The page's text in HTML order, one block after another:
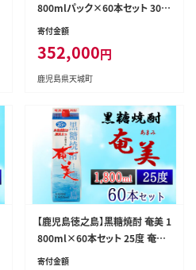
800mlパック×60本セット 30度
焼酎 お酒 紙パック
寄付金額
352,000円
鹿児島県天城町
【鹿児島徳之島】黒糖焼酎 奄美 1
800ml×60本セット 25度 奄美
酒類 紙パック
寄付金額